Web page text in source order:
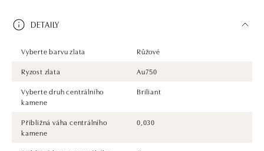
DETAILY
Vyberte barvu zlata
Růžové
Ryzost zlata
Au750
Vyberte druh centrálního
kamene
Briliant
Přibližná váha centrálního
kamene
0,030